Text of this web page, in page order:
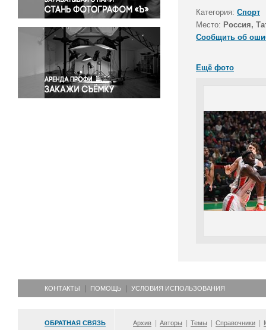
Религия
Светская жизнь
Спорт
Экология
Экономика и бизнес
Категория: Спорт
Место: Россия,
Сообщить об
Ещё фото
КОНТАКТЫ ПОМОЩЬ УСЛОВИЯ ИСПОЛЬЗОВАНИЯ
ОБРАТНАЯ СВЯЗЬ Архив Авторы Темы Справочники